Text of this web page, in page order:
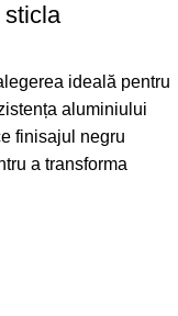
sticla
ideală pentru
aluminiului
finisajul negru
a transforma